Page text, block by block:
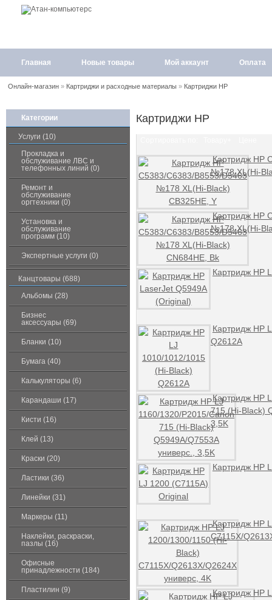
Главная Новые товары Мой аккаунт Оплата
Онлайн-магазин» Картриджи и расходные материалы» Картриджи HP
Категории
Услуги (10)
Прокладка и
обслуживание ЛВС и
телефонных линий (0)
Ремонт и
обслуживание
оргтехники (0)
Установка и
обслуживание
программ (10)
Экспертные услуги (0)
Канцтовары (688)
Альбомы (28)
Бизнес
аксессуары (69)
Бланки (10)
Бумага (40)
Калькуляторы (6)
Карандаши (17)
Кисти (16)
Клей (13)
Краски (20)
Ластики (36)
Линейки (31)
Маркеры (11)
Наклейки, раскраски,
пазлы (16)
Офисные
принадлежности (184)
Пластилин (9)
Картриджи HP
Картридж HP
№178 XL(Hi-
Картридж HP
№178 XL(Hi-
Картридж HP
Картридж HP
Q2612A
Картридж HP
715 (Hi-Black)
3,5K
Картридж HP
Картридж HP
C7115X/
Картридж HP